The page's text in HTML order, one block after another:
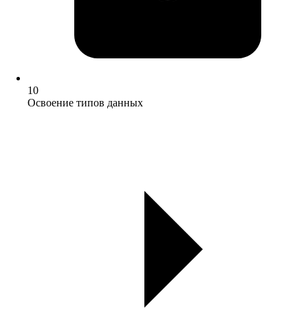
10
Освоение типов данных